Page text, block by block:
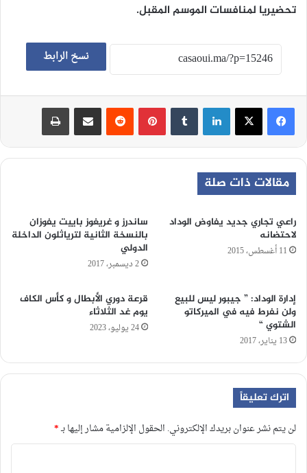
تحضيريا لمنافسات الموسم المقبل.
نسخ الرابط
لينكدإن بينتيريست
مقالات ذات صلة
راعي تجاري جديد يفاوض الوداد
لاحتضانه
11 أغسطس، 2015
ساندرز و غريغوز باييت يفوزان
بالنسخة الثانية لترياثلون الداخلة
الدولي
2 ديسمبر، 2017
إدارة الوداد: ” جيبور ليس للبيع
ولن نفرط فيه في الميركاتو
الشتوي “
13 يناير، 2017
قرعة دوري الأبطال و كأس الكاف
يوم غد الثلاثاء
24 يوليو، 2023
اترك تعليقاً
لن يتم نشر عنوان بريدك الإلكتروني. الحقول الإلزامية مشار إليها بـ*